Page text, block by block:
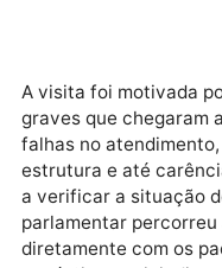
exercia uma de
em defesa da
A visita foi motivada
graves que